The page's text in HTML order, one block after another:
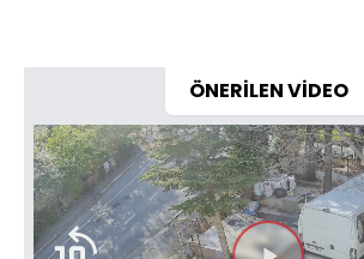
ÖNERİLEN VİDEO